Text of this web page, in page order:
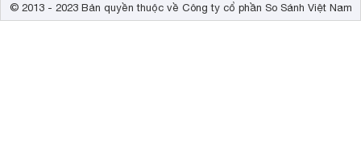
© 2013 - 2023 Bản quyền thuộc về Công ty cổ phần So Sánh Việt Nam